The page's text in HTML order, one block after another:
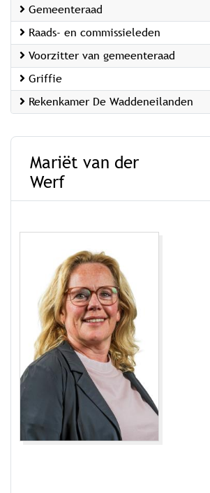
Gemeenteraad
Raads- en commissieleden
Voorzitter van gemeenteraad
Griffie
Rekenkamer De Waddeneilanden
Mariët van der
Werf